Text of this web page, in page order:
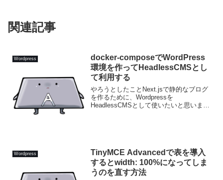
関連記事
Wordpress
docker-composeでWordPress
環境を作ってHeadlessCMSとし
て利用する
やろうとしたことNext.jsで静的なブログ
を作るために、Wordpressを
HeadlessCMSとして使いたいと思いまし
Wordpress
TinyMCE Advancedで表を導入
するとwidth: 100%になってしま
うのを直す方法